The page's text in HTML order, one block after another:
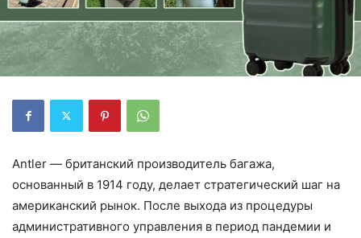
Antler — британский производитель багажа,
основанный в 1914 году, делает стратегический шаг на
американский рынок. После выхода из процедуры
административного управления в период пандемии и